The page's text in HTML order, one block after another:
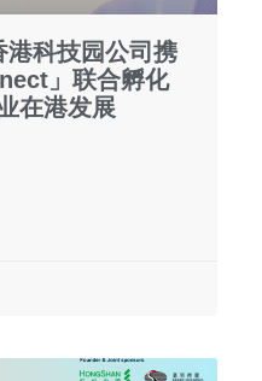
科技园公司携
」联合孵化
在港发展